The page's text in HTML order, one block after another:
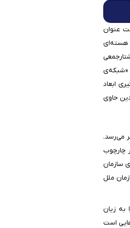
عنوان
هسته‌ای
«شبکه‌ی
ابعاد
حاوی
می‌رسد.
چارچوب
سازمان
ملل
به زیان
است